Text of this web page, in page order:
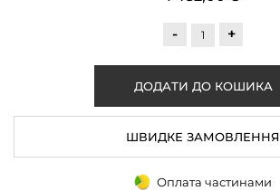
- +
ШВИДКЕ ЗАМОВЛЕННЯ
Оплата частинами